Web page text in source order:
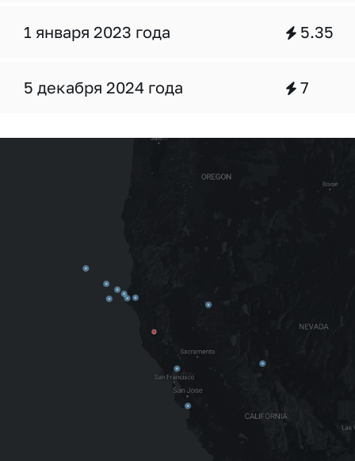
1 января 2023 года 5.35
5 декабря 2024 года 7